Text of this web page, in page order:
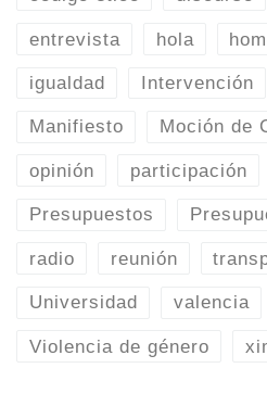
entrevista hola
igualdad Intervención
Manifiesto Moción de
opinión participación
Presupuestos
radio reunión
Universidad valencia
Violencia de género